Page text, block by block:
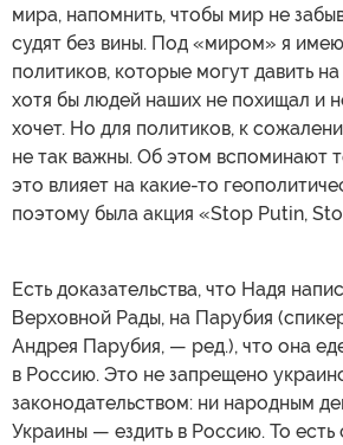
мира, напомнить, чтобы мир не
судят без вины. Под «миром» я
политиков, которые могут давить
хотя бы людей наших не похищал и
хочет. Но для политиков, к
не так важны. Об этом вспоминают
это влияет на какие-то
поэтому была акция «Stop Putin,
Есть доказательства, что Надя
Верховной Рады, на Парубия
Андрея Парубия, — ред.), что она
в Россию. Это не запрещено
законодательством: ни народным
Украины — ездить в Россию. То есть